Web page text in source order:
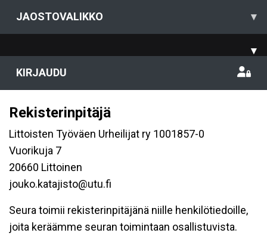
JAOSTOVALIKKO ▾
▾
KIRJAUDU
Rekisterinpitäjä
Littoisten Työväen Urheilijat ry 1001857-0
Vuorikuja 7
20660 Littoinen
jouko.katajisto@utu.fi
Seura toimii rekisterinpitäjänä niille henkilötiedoille,
joita keräämme seuran toimintaan osallistuvista.